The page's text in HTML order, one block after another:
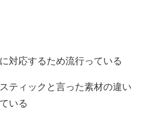
対応するため流行っている
ティックと言った素材の違い
いる